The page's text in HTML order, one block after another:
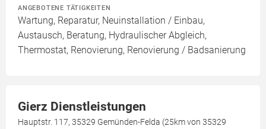
ANGEBOTENE TÄTIGKEITEN
Wartung, Reparatur, Neuinstallation / Einbau,
Austausch, Beratung, Hydraulischer Abgleich,
Thermostat, Renovierung, Renovierung / Badsanierung
Gierz Dienstleistungen
Hauptstr. 117, 35329 Gemünden-Felda (25km von 35329